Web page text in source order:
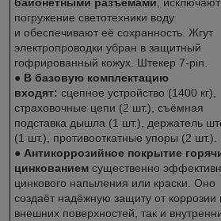
погружение светотехники воду
и обеспечивают её сохранность. Жгут
электропроводки убран в защитный
гофрированный кожух. Штекер 7-pin
● В базовую комплектацию
входят: сцепное устройство (1400 кг),
страховочные цепи (2 шт.), съёмная
подставка дышла (1 шт.), держатель
(1 шт.), противооткатные упоры (2 шт.).
● Антикоррозийное покрытие
цинкованием существенно
цинкового напыления или краски. Оно
создаёт надёжную защиту от коррозии
внешних поверхностей, так и